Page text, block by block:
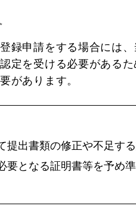
録申請をする場合には
定を受ける必要がある
があります。
出書類の修正や不足す
となる証明書等を予め